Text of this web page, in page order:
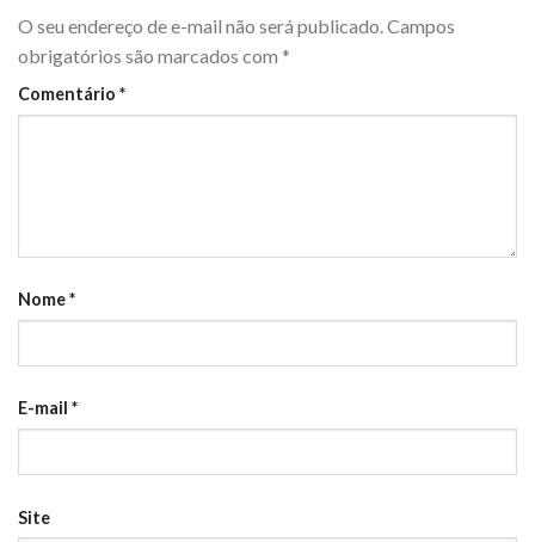
O seu endereço de e-mail não será publicado.Campos
obrigatórios são marcados com *
Comentário *
Nome*
E-mail *
Site